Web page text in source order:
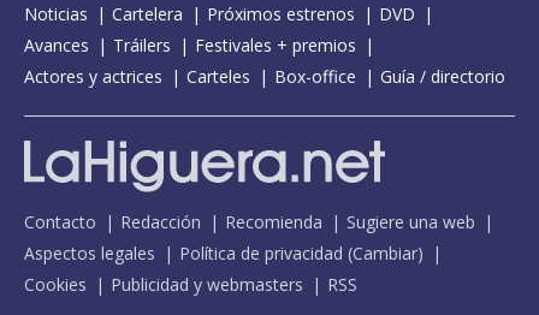
Noticias Cartelera Próximos estrenos
DVD
Avances
Tráilers
Festivales + premios
Actores y actrices
Carteles Box-office Guía / directorio
Contacto Redacción Recomienda
Sugiere una web
Aspectos legales
Política de privacidad (Cambiar)
Cookies
Publicidad y webmasters RSS